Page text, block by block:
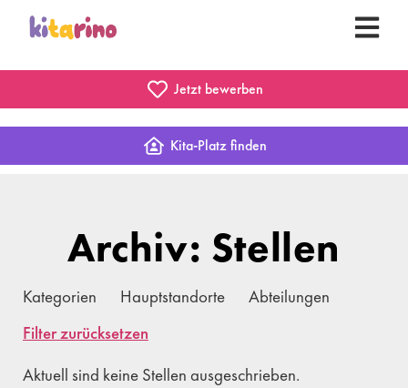
Jetzt bewerben
Kita-Platz finden
Archiv: Stellen
Kategorien Hauptstandorte
Abteilungen
Filter zurücksetzen
Aktuell sind keine Stellen ausgeschrieben.